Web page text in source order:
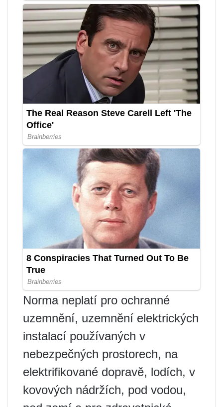
Norma neplatí pro ochranné
uzemnění, uzemnění elektrických
instalací používaných v
nebezpečných prostorech, na
elektrifikované dopravě, lodích, v
kovových nádržích, pod vodou,